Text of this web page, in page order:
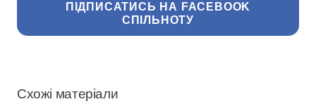
ПІДПИСАТИСЬ НА FACEBOOK
СПІЛЬНОТУ
Схожі матеріали